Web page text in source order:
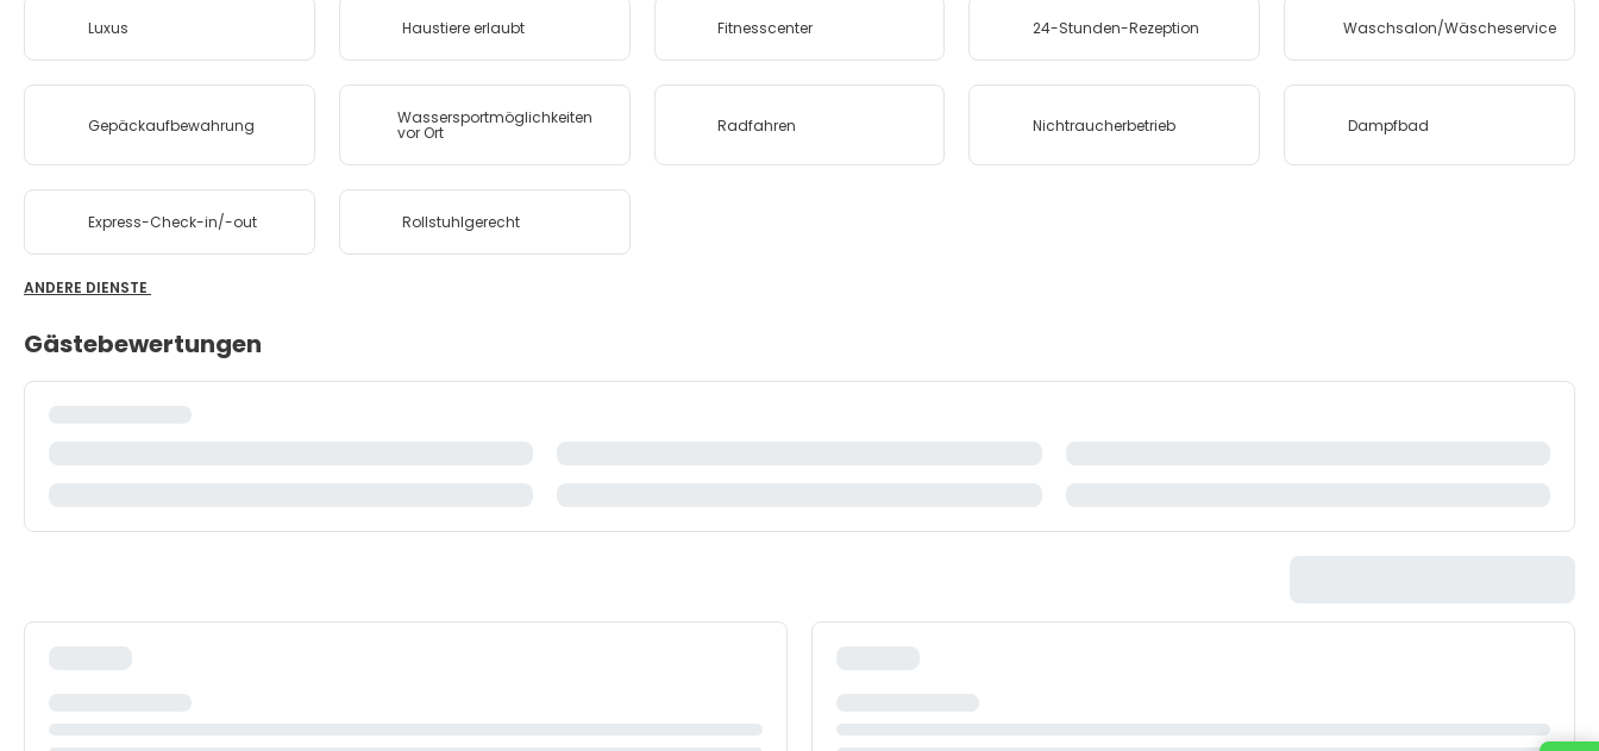
Luxus Haustiere erlaubt Fitnesscenter 24-Stunden-Rezeption Waschsalon/Wäscheservice
Gepäckaufbewahrung Wassersportmöglichkeiten
vor Ort Radfahren Nichtraucherbetrieb Dampfbad
Express-Check-in/-out Rollstuhlgerecht
ANDERE DIENSTE
Gästebewertungen